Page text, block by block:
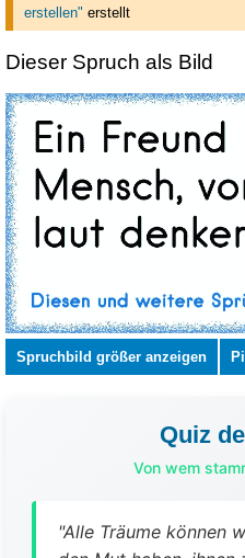
erstellen" erstellt
Dieser Spruch als Bild
Spruchbild größer anzeigen
Quiz
Von wem
"Alle Träume können